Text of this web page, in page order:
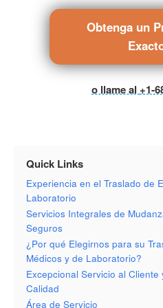
Obtenga un
o llame al +1-
Quick Links
Experiencia en el Traslado de
Laboratorio
Servicios Integrales de
Seguros
¿Por qué Elegirnos para su
Médicos y de Laboratorio?
Excepcional Servicio al Cliente
Calidad
Área de Servicio